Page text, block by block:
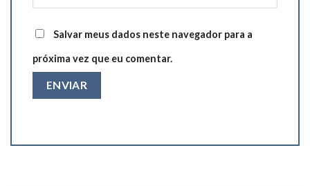
Salvar meus dados neste navegador para a
próxima vez que eu comentar.